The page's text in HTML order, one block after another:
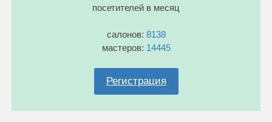
посетителей в месяц
салонов: 8138
мастеров: 14445
Регистрация